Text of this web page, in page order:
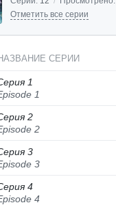
Отметить все серии
СЕРИИ
1
1
2
2
3
3
4
4